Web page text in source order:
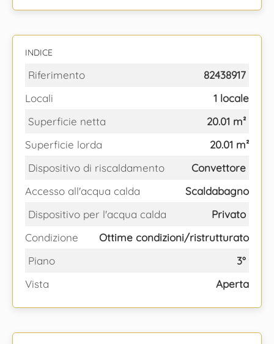
INDICE
Riferimento
82438917
Locali
1 locale
Superficie netta
20.01 m²
Superficie lorda
20.01 m²
Dispositivo di riscaldamento
Convettore
Accesso all'acqua calda
Scaldabagno
Dispositivo per l'acqua calda
Privato
Condizione
Ottime condizioni/ristrutturato
Piano
3°
Vista
Aperta